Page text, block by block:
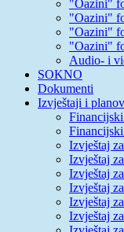
"Oazini"
"Oazini"
"Oazini"
"Oazini"
Audio- i
SOKNO
Dokumenti
Izvještaji i
Izvještaj
Izvještaj
Izvještaj
Izvještaj
Izvještaj
Izvještaj